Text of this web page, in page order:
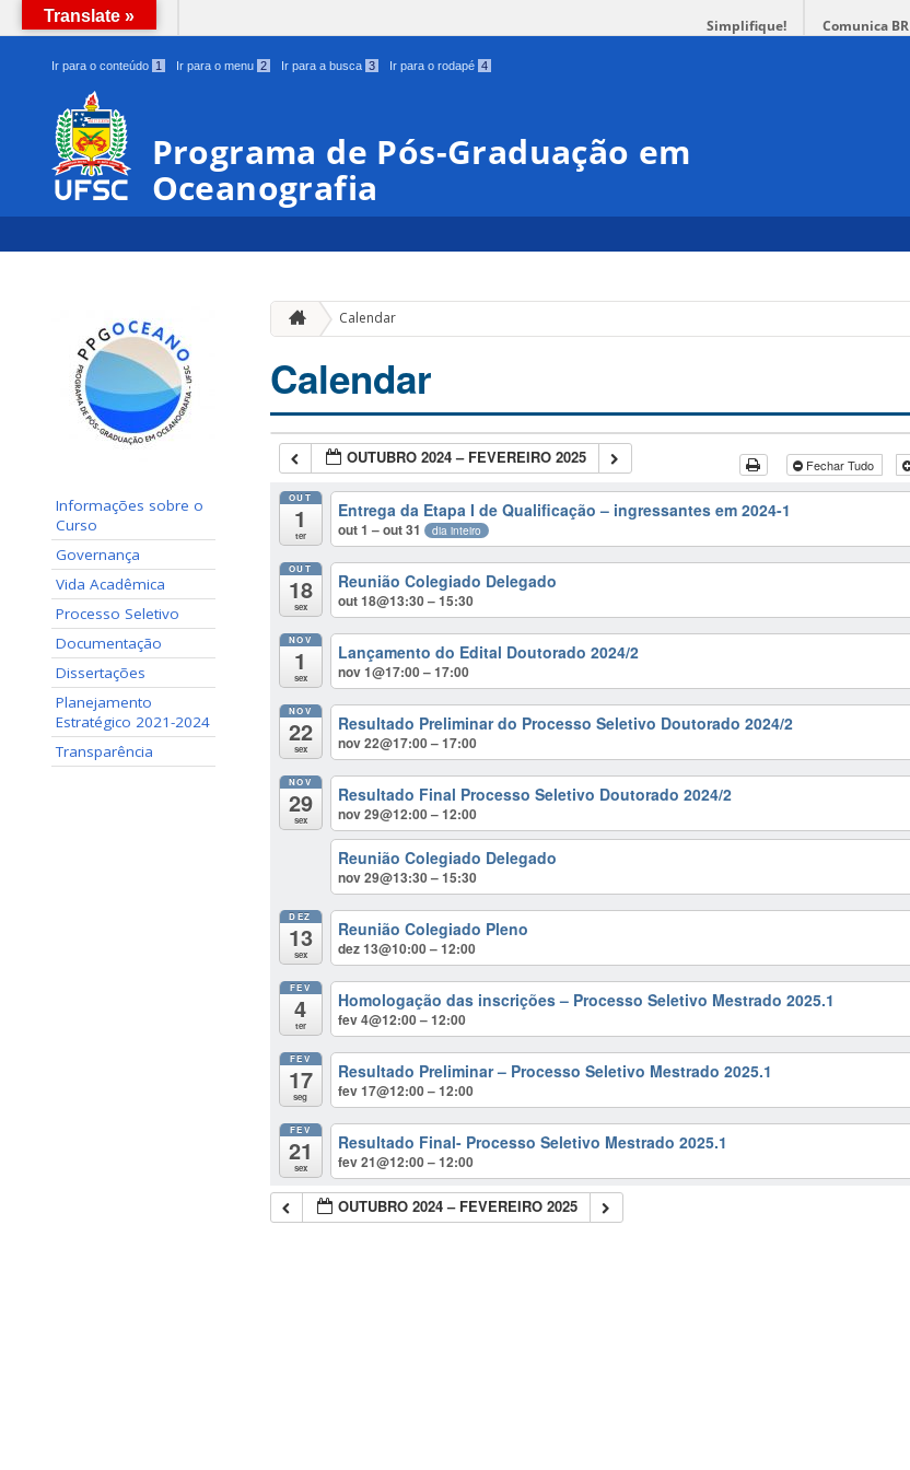
BRASIL Simplifique! Comunica BR
Ir para o conteúdo 1 Ir para o menu 2 Ir para a busca 3 Ir para o rodapé 4
Programa de Pós-Graduação em
Oceanografia
Informações sobre o
Curso
Governança
Vida Acadêmica
Processo Seletivo
Documentação
Dissertações
Planejamento
Estratégico 2021-2024
Transparência
Calendar
Calendar
OUTUBRO 2024 – FEVEREIRO 2025 Fechar Tudo
OUT
1
ter
Entrega da Etapa I de Qualificação – ingressantes em 2024-1
out 1 – out 31 dia inteiro
OUT
18
sex
Reunião Colegiado Delegado
out 18@13:30 – 15:30
NOV
1
sex
Lançamento do Edital Doutorado 2024/2
nov 1@17:00 – 17:00
NOV
22
sex
Resultado Preliminar do Processo Seletivo Doutorado 2024/2
nov 22@17:00 – 17:00
NOV
29
sex
Resultado Final Processo Seletivo Doutorado 2024/2
nov 29@12:00 – 12:00
Reunião Colegiado Delegado
nov 29@13:30 – 15:30
DEZ
13
sex
Reunião Colegiado Pleno
dez 13@10:00 – 12:00
FEV
4
ter
Homologação das inscrições – Processo Seletivo Mestrado 2025.1
fev 4@12:00 – 12:00
FEV
17
seg
Resultado Preliminar – Processo Seletivo Mestrado 2025.1
fev 17@12:00 – 12:00
FEV
21
sex
Resultado Final- Processo Seletivo Mestrado 2025.1
fev 21@12:00 – 12:00
OUTUBRO 2024 – FEVEREIRO 2025
Translate »